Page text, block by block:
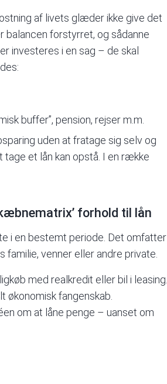
af livets glæder ikke give det
balancen forstyrret, og sådanne
investeres i en sag – de skal
buffer”, pension, rejser m.m.
uden at fratage sig selv og
et lån kan opstå. I en række
forhold til lån
i en bestemt periode. Det omfatter
familie, venner eller andre private.
med realkredit eller bil i leasing.
fangenskab.
om at låne penge – uanset om